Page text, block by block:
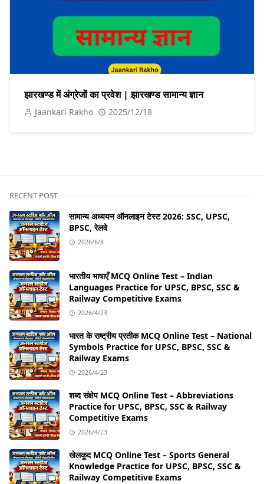
झारखण्ड में अंग्रेजों का प्रवेश | झारखण्ड सामान्य ज्ञान
Jaankari Rakho 2025/12/18
RECENT POST
सामान्य अध्ययन ऑनलाइन टेस्ट 2026: SSC, UPSC,
BPSC, रेलवे
2026/6/8
भारतीय भाषाएँ MCQ Online Test – Indian
Languages Practice for UPSC, BPSC, SSC &
Railway Competitive Exams
2026/4/23
भारत के राष्ट्रीय प्रतीक MCQ Online Test – National
Symbols Practice for UPSC, BPSC, SSC &
Railway Exams
2026/4/23
शब्द संक्षेप MCQ Online Test – Abbreviations
Practice for UPSC, BPSC, SSC & Railway
Competitive Exams
2026/4/23
खेलकूद MCQ Online Test – Sports General
Knowledge Practice for UPSC, BPSC, SSC &
Railway Competitive Exams